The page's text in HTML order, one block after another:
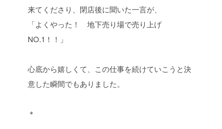
来てくださり、閉店後に聞いた一言が、
「よくやった！ 地下売り場で売り上げ
NO.1！！」
心底から嬉しくて、この仕事を続けていこうと決
意した瞬間でもありました。
＊